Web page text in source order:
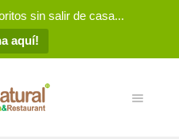
sin salir de casa...
aquí!